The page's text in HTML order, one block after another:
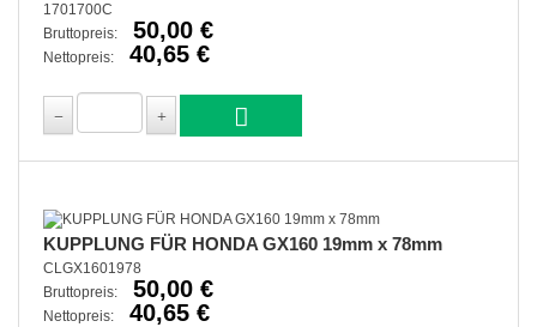
1701700C
Bruttopreis:
50,00 €
Nettopreis: 40,65 €
KUPPLUNG FÜR HONDA GX160 19mm x 78mm
CLGX1601978
Bruttopreis:
50,00 €
Nettopreis: 40,65 €